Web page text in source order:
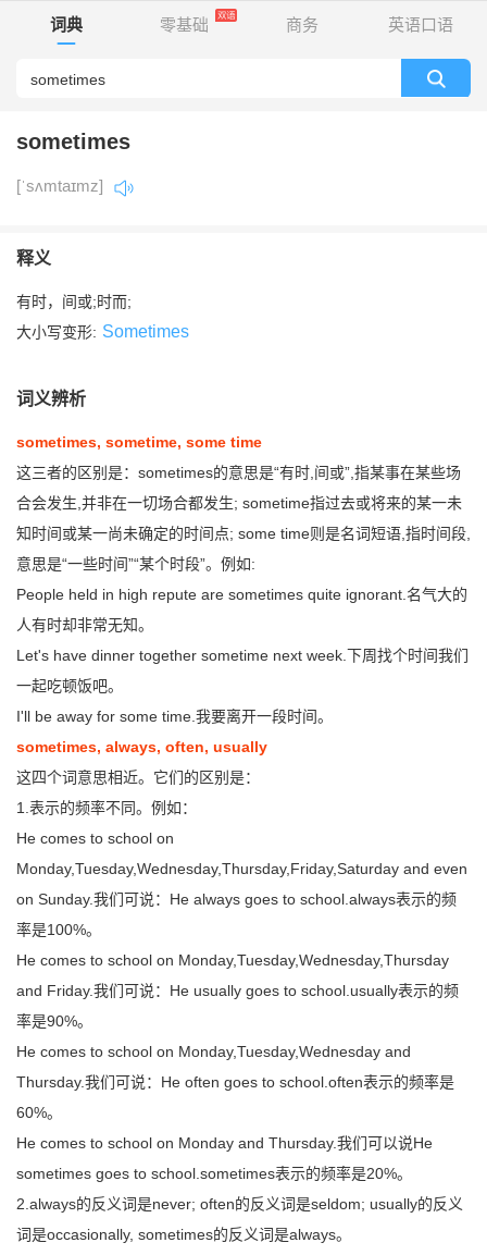
词典 零基础 商务 英语口语
sometimes
[ˈsʌmtaɪmz]
释义
有时，间或;时而;
大小写变形: Sometimes
词义辨析
sometimes, sometime, some time
这三者的区别是：sometimes的意思是“有时,间或”,指某事在某些场
合会发生,并非在一切场合都发生; sometime指过去或将来的某一未
知时间或某一尚未确定的时间点; some time则是名词短语,指时间段,
意思是“一些时间”“某个时段”。例如:
People held in high repute are sometimes quite ignorant.名气大的
人有时却非常无知。
Let's have dinner together sometime next week.下周找个时间我们
一起吃顿饭吧。
I'll be away for some time.我要离开一段时间。
sometimes, always, often, usually
这四个词意思相近。它们的区别是：
1.表示的频率不同。例如：
He comes to school on
Monday,Tuesday,Wednesday,Thursday,Friday,Saturday and even
on Sunday.我们可说：He always goes to school.always表示的频
率是100%。
He comes to school on Monday,Tuesday,Wednesday,Thursday
and Friday.我们可说：He usually goes to school.usually表示的频
率是90%。
He comes to school on Monday,Tuesday,Wednesday and
Thursday.我们可说：He often goes to school.often表示的频率是
60%。
He comes to school on Monday and Thursday.我们可以说He
sometimes goes to school.sometimes表示的频率是20%。
2.always的反义词是never; often的反义词是seldom; usually的反义
词是occasionally, sometimes的反义词是always。